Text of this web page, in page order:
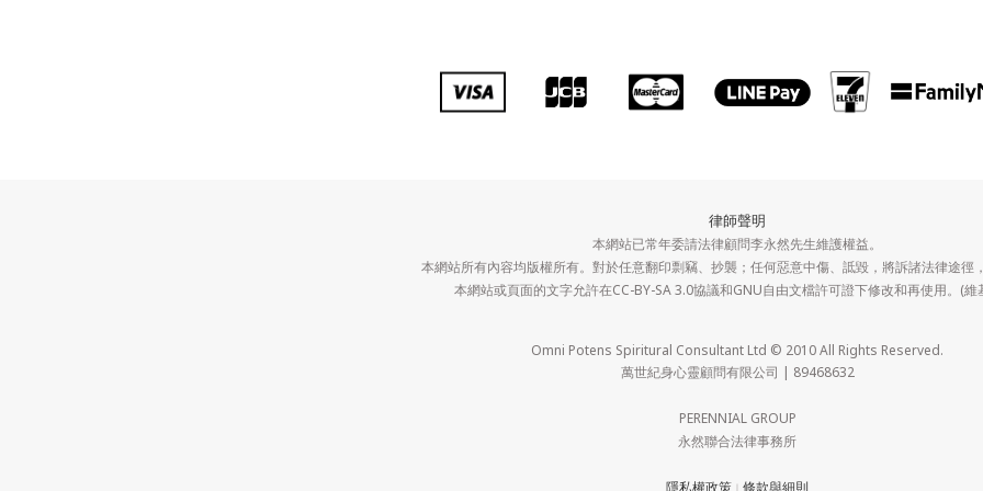
律師聲明
本網站已常年委請法律顧問李永然先生維護權益。
本網站所有內容均版權所有。對於任意翻印剽竊、抄襲；任何惡意中傷、詆毀，將訴諸法律途徑
本網站或頁面的文字允許在CC-BY-SA 3.0協議和GNU自由文檔許可證下修改和再使用。(維
Omni Potens Spiritural Consultant Ltd © 2010 All Rights Reserved.
萬世紀身心靈顧問有限公司 | 89468632
PERENNIAL GROUP
永然聯合法律事務所
隱私權政策 ｜ 條款與細則